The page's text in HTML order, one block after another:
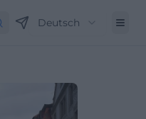
Deutsch